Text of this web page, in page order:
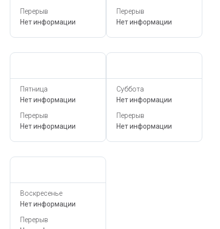
Перерыв
Нет информации
Перерыв
Нет информации
Пятница
Нет информации
Перерыв
Нет информации
Суббота
Нет информации
Перерыв
Нет информации
Воскресенье
Нет информации
Перерыв